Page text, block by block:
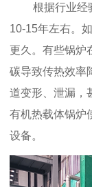
根据行业经
10-15年左右。
更久。有些锅炉
碳导致传热效率
道变形、泄漏，
有机热载体锅炉
设备。